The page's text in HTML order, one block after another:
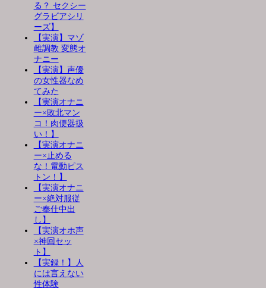
る？ セクシー
グラビアシリ
ーズ】
【実演】マゾ
雌調教 変態オ
ナニー
【実演】声優
の女性器なめ
てみた
【実演オナニ
ー×敗北マン
コ！肉便器扱
い！】
【実演オナニ
ー×止める
な！電動ピス
トン！】
【実演オナニ
ー×絶対服従
ご奉仕中出
し】
【実演オホ声
×神回セッ
ト】
【実録！】人
には言えない
性体験